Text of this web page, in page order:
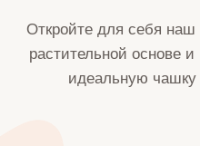
Откройте для себя наш
растительной основе
идеальную чашку